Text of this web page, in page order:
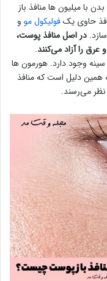
با میلیون ها منافذ باز
حاوی یکفولیکول مو و
در اصل منافذ پوست،
را آزاد می‌کنند.
وجود دارد. هورمون ها
همین دلیل است که منافذ
نظر می‌رسند.